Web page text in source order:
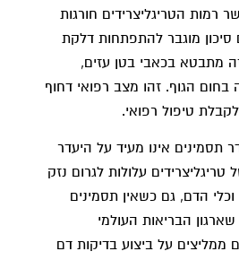
רמות הטריגליצרידים חורגות
קיים סיכון מוגבר להתפתחות דלקת
מתבטא בכאבי בטן עזים,
בחום הגוף. זהו מצב רפואי דחוף
טיפול רפואי.
תסמינים אינו מעיד על היעדר
עלולות לגרום נזק
הדם, גם כשאין תסמינים
הבריאות העולמי
ממליצים על ביצוע בדיקות דם